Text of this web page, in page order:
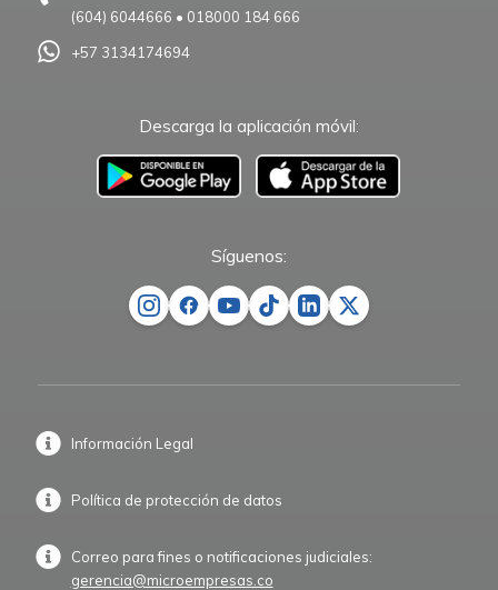
(604) 6044666 • 018000 184 666
+57 3134174694
Descarga la aplicación móvil:
–
Síguenos:
Información Legal
Política de protección de datos
Correo para fines o notificaciones judiciales:
gerencia@microempresas.co